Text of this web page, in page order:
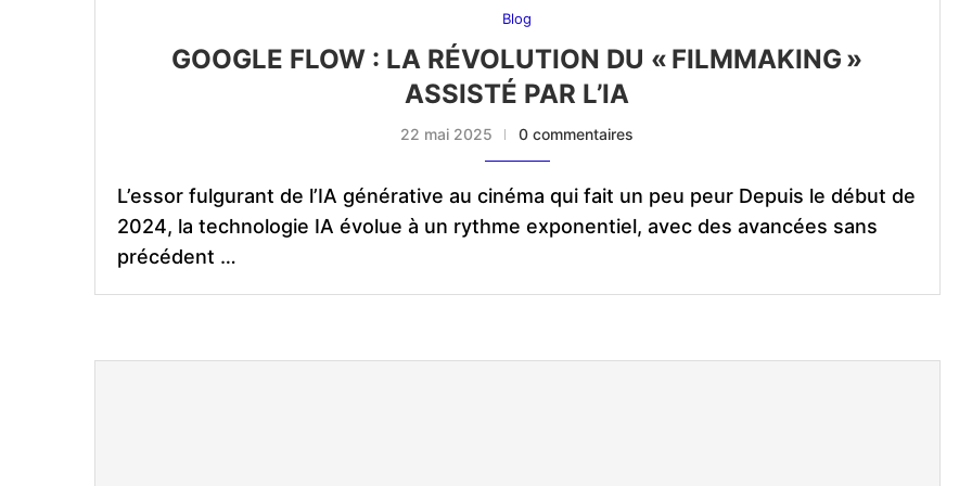
Blog
GOOGLE FLOW : LA RÉVOLUTION DU « FILMMAKING »
ASSISTÉ PAR L’IA
22 mai 2025 0 commentaires
L’essor fulgurant de l’IA générative au cinéma qui fait un peu peur Depuis le début de
2024, la technologie IA évolue à un rythme exponentiel, avec des avancées sans
précédent …